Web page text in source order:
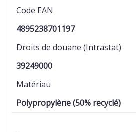
Code EAN
4895238701197
Droits de douane (Intrastat)
39249000
Matériau
Polypropylène (50% recyclé)